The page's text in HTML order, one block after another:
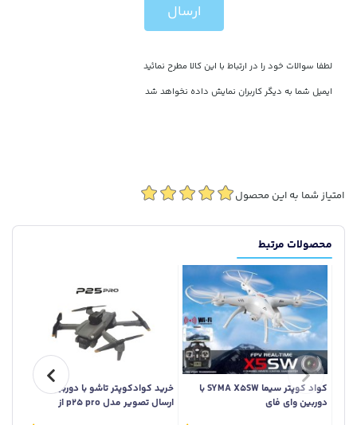
ارسال
لطفا سوالات خود را در ارتباط با این کالا مطرح نمائید
ایمیل شما به دیگر کاربران نمایش داده نخواهد شد
امتیاز شما به این محصول
محصولات مرتبط
کواد کوپتر سیما SYMA X5SW با
دوربین وای فای
خرید کوادکوپتر تاشو با دوربین
ارسال تصویر مدل p25 pro از